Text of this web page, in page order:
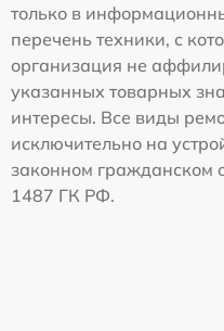
только в
перечень техники, с
организация не
указанных товарных
интересы. Все виды
исключительно на
законном гражданском
1487 ГК РФ.